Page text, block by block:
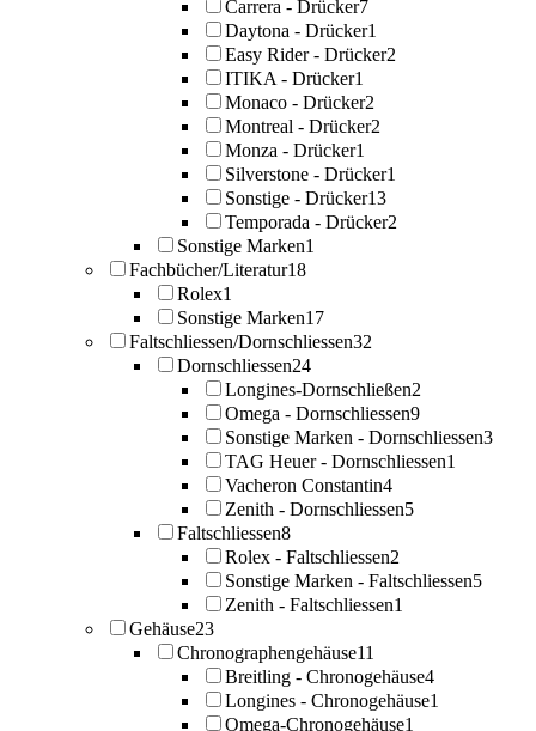
Carrera - Drücker7
Daytona - Drücker1
Easy Rider - Drücker2
ITIKA - Drücker1
Monaco - Drücker2
Montreal - Drücker2
Monza - Drücker1
Silverstone - Drücker1
Sonstige - Drücker13
Temporada - Drücker2
Sonstige Marken1
Fachbücher/Literatur18
Rolex1
Sonstige Marken17
Faltschliessen/Dornschliessen32
Dornschliessen24
Longines-Dornschließen2
Omega - Dornschliessen9
Sonstige Marken - Dornschliessen3
TAG Heuer - Dornschliessen1
Vacheron Constantin4
Zenith - Dornschliessen5
Faltschliessen8
Rolex - Faltschliessen2
Sonstige Marken - Faltschliessen5
Zenith - Faltschliessen1
Gehäuse23
Chronographengehäuse11
Breitling - Chronogehäuse4
Longines - Chronogehäuse1
Omega-Chronogehäuse1